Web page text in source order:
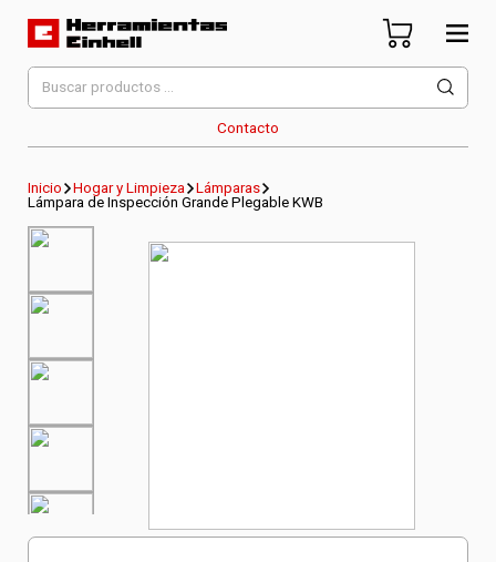
Herramientas Einhell
Distribuidor Oficial
Contacto
Buscar
por:
Inicio Hogar y Limpieza
Lámparas
Lámpara de Inspección Grande Plegable KWB